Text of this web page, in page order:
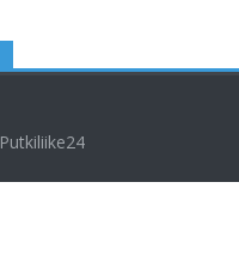
Putkiliike24